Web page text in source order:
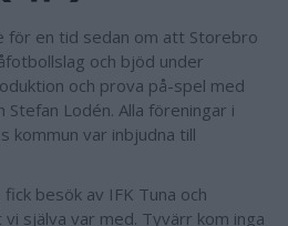
för en tid sedan om att Storebro
och bjöd under
och prova på-spel med
Lodén. Alla föreningar i
kommun var inbjudna till
besök av IFK Tuna och
själva var med. Tyvärr kom inga